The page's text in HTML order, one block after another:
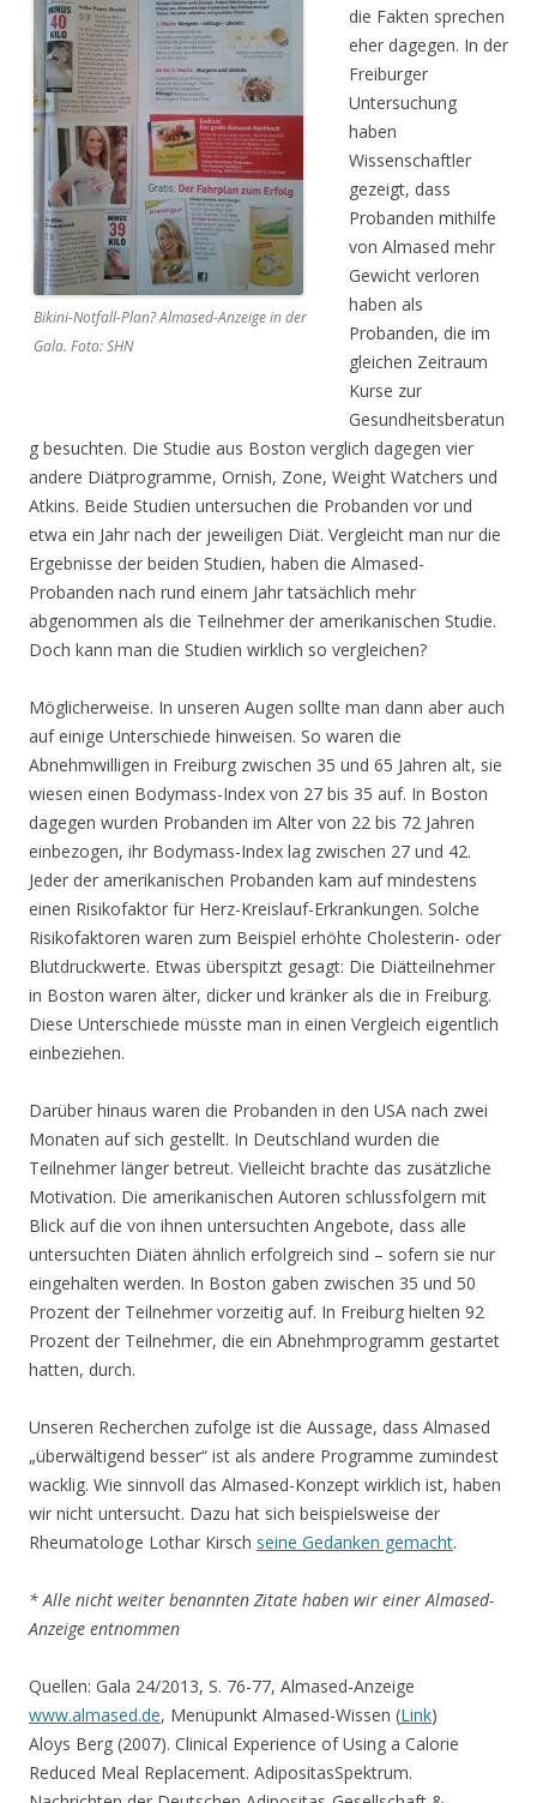
Bikini-Notfall-Plan? Almased-Anzeige in der
Gala. Foto: SHN
die Fakten sprechen
eher dagegen. In der
Freiburger
Untersuchung
haben
Wissenschaftler
gezeigt, dass
Probanden mithilfe
von Almased mehr
Gewicht verloren
haben als
Probanden, die im
gleichen Zeitraum
Kurse zur
Gesundheitsberatun
g besuchten. Die Studie aus Boston verglich dagegen vier
andere Diätprogramme, Ornish, Zone, Weight Watchers und
Atkins. Beide Studien untersuchen die Probanden vor und
etwa ein Jahr nach der jeweiligen Diät. Vergleicht man nur die
Ergebnisse der beiden Studien, haben die Almased-
Probanden nach rund einem Jahr tatsächlich mehr
abgenommen als die Teilnehmer der amerikanischen Studie.
Doch kann man die Studien wirklich so vergleichen?
Möglicherweise. In unseren Augen sollte man dann aber auch
auf einige Unterschiede hinweisen. So waren die
Abnehmwilligen in Freiburg zwischen 35 und 65 Jahren alt, sie
wiesen einen Bodymass-Index von 27 bis 35 auf. In Boston
dagegen wurden Probanden im Alter von 22 bis 72 Jahren
einbezogen, ihr Bodymass-Index lag zwischen 27 und 42.
Jeder der amerikanischen Probanden kam auf mindestens
einen Risikofaktor für Herz-Kreislauf-Erkrankungen. Solche
Risikofaktoren waren zum Beispiel erhöhte Cholesterin- oder
Blutdruckwerte. Etwas überspitzt gesagt: Die Diätteilnehmer
in Boston waren älter, dicker und kränker als die in Freiburg.
Diese Unterschiede müsste man in einen Vergleich eigentlich
einbeziehen.
Darüber hinaus waren die Probanden in den USA nach zwei
Monaten auf sich gestellt. In Deutschland wurden die
Teilnehmer länger betreut. Vielleicht brachte das zusätzliche
Motivation. Die amerikanischen Autoren schlussfolgern mit
Blick auf die von ihnen untersuchten Angebote, dass alle
untersuchten Diäten ähnlich erfolgreich sind – sofern sie nur
eingehalten werden. In Boston gaben zwischen 35 und 50
Prozent der Teilnehmer vorzeitig auf. In Freiburg hielten 92
Prozent der Teilnehmer, die ein Abnehmprogramm gestartet
hatten, durch.
Unseren Recherchen zufolge ist die Aussage, dass Almased
„überwältigend besser“ ist als andere Programme zumindest
wacklig. Wie sinnvoll das Almased-Konzept wirklich ist, haben
wir nicht untersucht. Dazu hat sich beispielsweise der
Rheumatologe Lothar Kirsch seine Gedanken gemacht.
* Alle nicht weiter benannten Zitate haben wir einer Almased-
Anzeige entnommen
Quellen: Gala 24/2013, S. 76-77, Almased-Anzeige
www.almased.de, Menüpunkt Almased-Wissen (Link)
Aloys Berg (2007). Clinical Experience of Using a Calorie
Reduced Meal Replacement. AdipositasSpektrum.